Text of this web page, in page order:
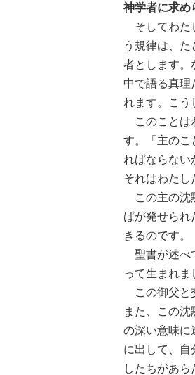
神学者に求め
そしてわた
う規律は、
者とします。
中で語る真理
れます。こう
このことは
す。「主のこ
ればならない
それはわたし
この主の沈
ばが発せられ
きるのです。
聖書が述べ
って生まれま
この御父と
また、この
の深い意味に
に出して、自
したちがあら